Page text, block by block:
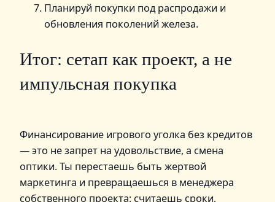
Планируй покупки под распродажи и
обновления поколений железа.
Итог: сетап как проект, а не
импульсная покупка
Финансирование игрового уголка без кредитов
— это не запрет на удовольствие, а смена
оптики. Ты перестаешь быть жертвой
маркетинга и превращаешься в менеджера
собственного проекта: считаешь сроки,